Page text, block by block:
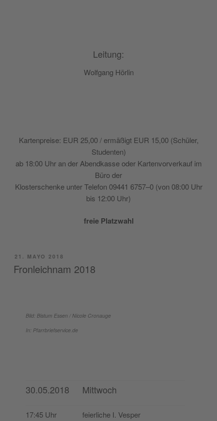
Leitung:
Wolf­gang Hörlin
Kar­ten­prei­se: EUR 25,00 / ermäßigt EUR 15,00 (Schü­ler,
Studenten)
ab 18:00 Uhr an der Abend­kas­se oder Kar­ten­vor­ver­kauf im
Büro der
Klos­ters­chen­ke unter Tele­fon 09441 6757–0 (von 08:00 Uhr
bis 12:00 Uhr)
freie Platz­wahl
PUBLICADO
EL
21. MAYO 2018
Fronleichnam 2018
Bild: Bis­tum Essen / Nico­le Cronauge
In: Pfarrbriefservice.de
30.05.2018 Mittwoch
17:45 Uhr feier­li­che I. Vesper